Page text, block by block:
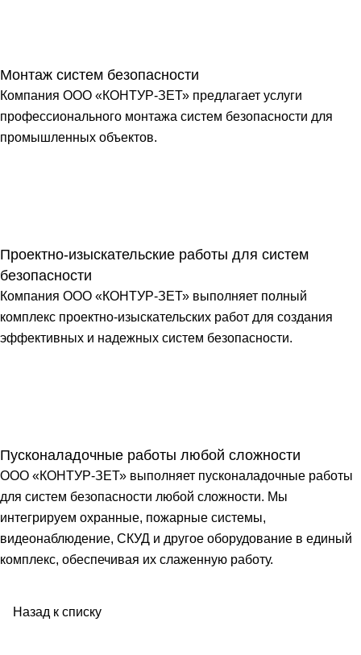
Монтаж систем безопасности
Компания ООО «КОНТУР-ЗЕТ» предлагает услуги
профессионального монтажа систем безопасности для
промышленных объектов.
Проектно-изыскательские работы для систем
безопасности
Компания ООО «КОНТУР-ЗЕТ» выполняет полный
комплекс проектно-изыскательских работ для создания
эффективных и надежных систем безопасности.
Пусконаладочные работы любой сложности
ООО «КОНТУР-ЗЕТ» выполняет пусконаладочные работы
для систем безопасности любой сложности. Мы
интегрируем охранные, пожарные системы,
видеонаблюдение, СКУД и другое оборудование в единый
комплекс, обеспечивая их слаженную работу.
Назад к списку